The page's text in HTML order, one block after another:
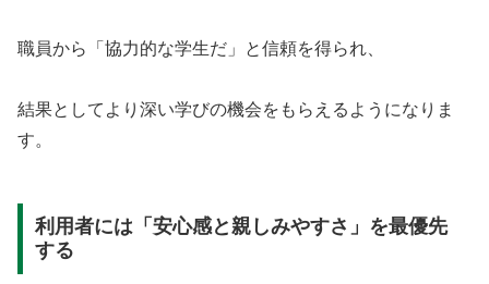
職員から「協力的な学生だ」と信頼を得られ、
結果としてより深い学びの機会をもらえるようになりま
す。
利用者には「安心感と親しみやすさ」を最優先
する